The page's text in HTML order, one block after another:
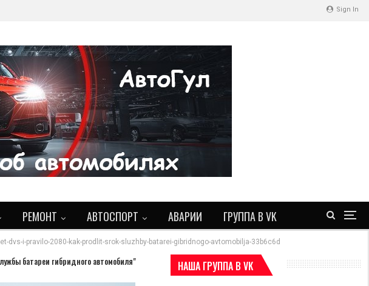
Sign In
РЕМОНТ АВТОСПОРТ АВАРИИ ГРУППА В VK
dvs-i-pravilo-2080-kak-prodlit-srok-sluzhby-batarei-gibridnogo-avtomobilja-33b6c6d
батареи гибридного автомобиля" НАША ГРУППА В VK